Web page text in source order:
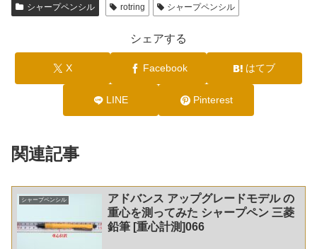
シャープペンシル rotring シャープペンシル
シェアする
X Facebook はてブ
LINE Pinterest
関連記事
シャープペンシル
アドバンス アップグレードモデル の
重心を測ってみた シャープペン 三菱
鉛筆 [重心計測]066